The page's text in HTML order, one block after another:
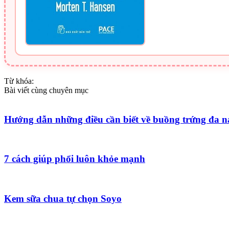
Từ khóa:
Bài viết cùng chuyên mục
Hướng dẫn những điều cần biết về buồng trứng đa
7 cách giúp phổi luôn khỏe mạnh
Kem sữa chua tự chọn Soyo